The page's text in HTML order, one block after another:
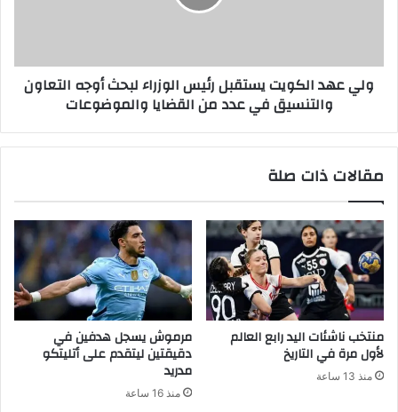
ولي عهد الكويت يستقبل رئيس الوزراء لبحث أوجه التعاون
والتنسيق في عدد من القضايا والموضوعات
مقالات ذات صلة
منتخب ناشئات اليد رابع العالم
لأول مرة في التاريخ
منذ 13 ساعة
مرموش يسجل هدفين في
دقيقتين ليتقدم على أتليتكو
مدريد
منذ 16 ساعة